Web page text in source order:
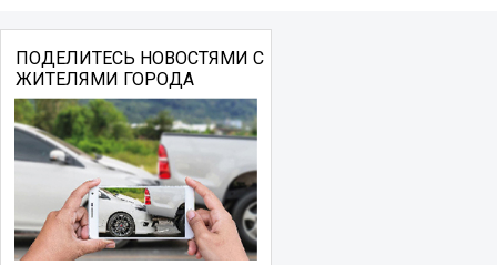
ПОДЕЛИТЕСЬ НОВОСТЯМИ С
ЖИТЕЛЯМИ ГОРОДА